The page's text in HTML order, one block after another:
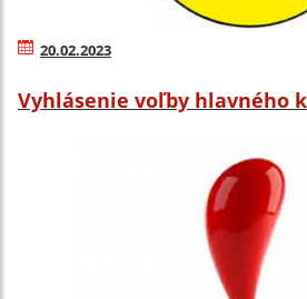
20.02.2023
Vyhlásenie voľby hlavného